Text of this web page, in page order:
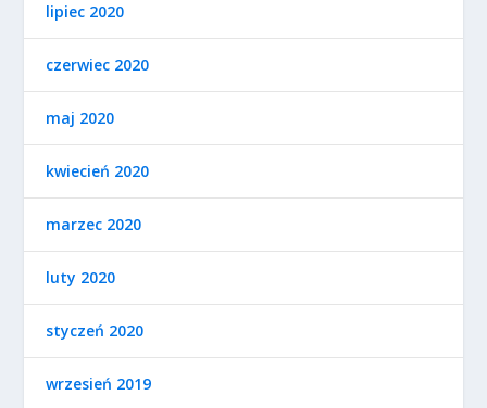
lipiec 2020
czerwiec 2020
maj 2020
kwiecień 2020
marzec 2020
luty 2020
styczeń 2020
wrzesień 2019